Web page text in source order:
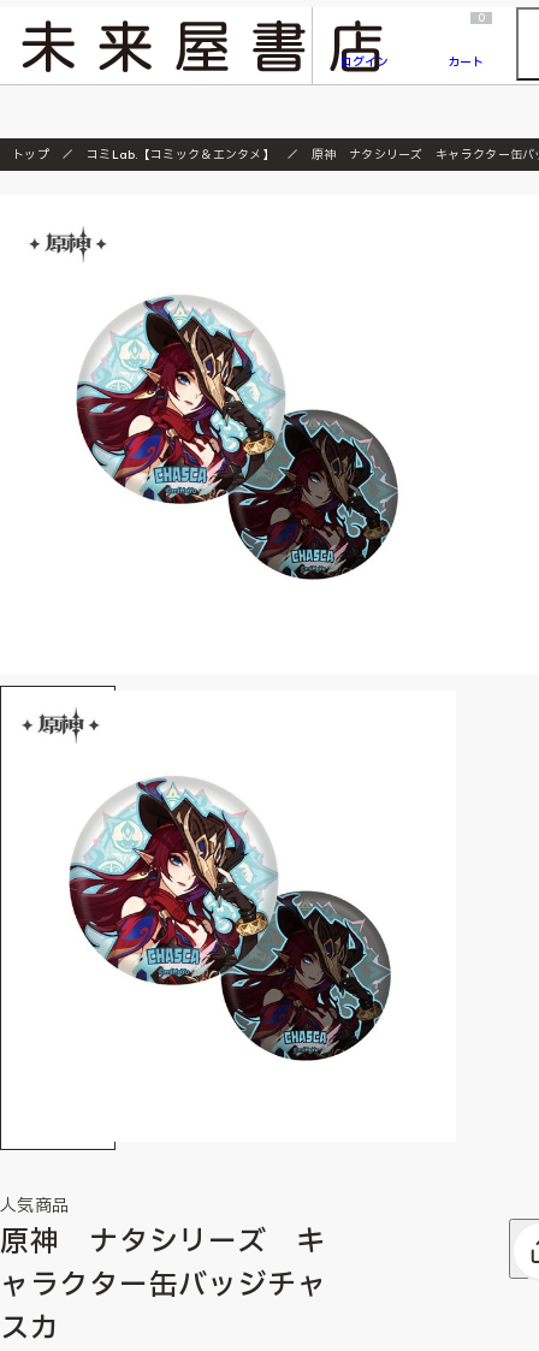
『ONE PIECE magazine 021 ONE PIECEカード付き同梱版』発売延期のご案内
ログイン
0
カート
トップ コミLab.【コミック＆エンタメ】 原神 ナタシリーズ キャラクター缶バ
人気商品
原神 ナタシリーズ キ
ャラクター缶バッジチャ
スカ